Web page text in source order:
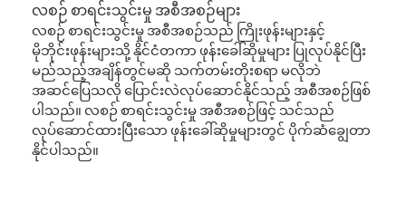
လစဉ် စာရင်းသွင်းမှု အစီအစဉ်များ
လစဉ် စာရင်းသွင်းမှု အစီအစဉ်သည် ကြိုးဖုန်းများနှင့်
မိုဘိုင်းဖုန်းများသို့ နိုင်ငံတကာ ဖုန်းခေါ်ဆိုမှုများ ပြုလုပ်နိုင်ပြီး
မည်သည့်အချိန်တွင်မဆို သက်တမ်းတိုးစရာ မလိုဘဲ
အဆင်ပြေသလို ပြောင်းလဲလုပ်ဆောင်နိုင်သည့် အစီအစဉ်ဖြစ်
ပါသည်။ လစဉ် စာရင်းသွင်းမှု အစီအစဉ်ဖြင့် သင်သည်
လုပ်ဆောင်ထားပြီးသော ဖုန်းခေါ်ဆိုမှုများတွင် ပိုက်ဆံချွေတာ
နိုင်ပါသည်။